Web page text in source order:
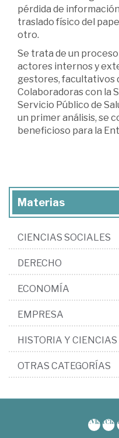
pérdida de
traslado físico del
otro.
Se trata de un
actores internos y
gestores, facultativos
Colaboradoras con la
Servicio Público de
un primer análisis, se
beneficioso para la
Materias
CIENCIAS SOCIALES
DERECHO
ECONOMÍA
EMPRESA
HISTORIA Y
OTRAS CATEGORÍAS